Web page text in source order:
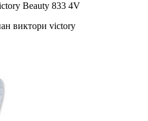
Beauty 833 4V
виктори victory